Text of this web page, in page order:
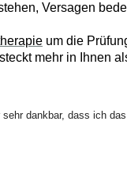
Versagen
um die
mehr in Ihnen
dankbar, dass ich